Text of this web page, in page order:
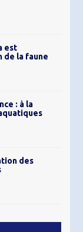
est
de la faune
: à la
des